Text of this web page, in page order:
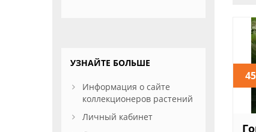
УЗНАЙТЕ БОЛЬШЕ
Информация о сайте
коллекционеров растений
Личный кабинет